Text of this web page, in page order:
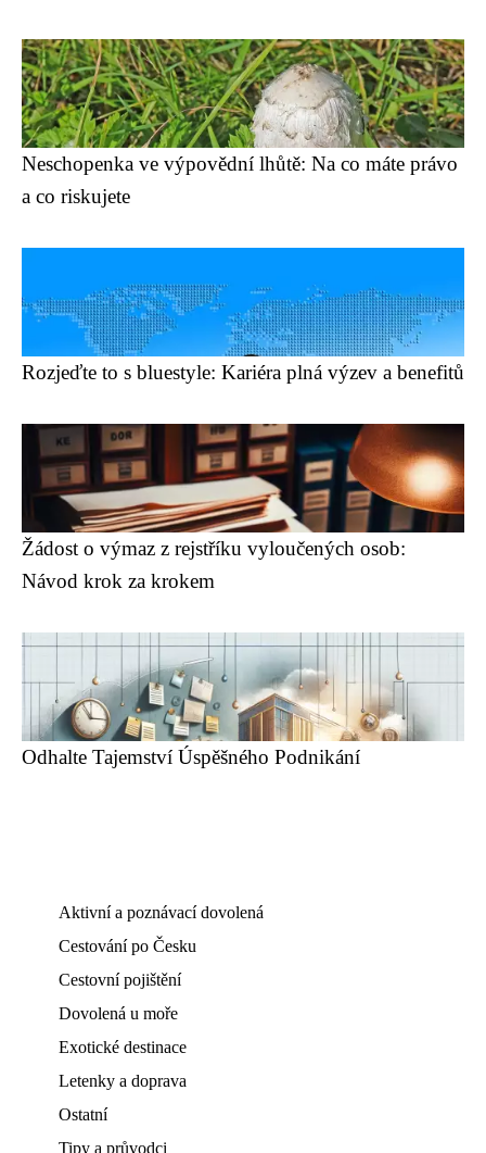
Neschopenka ve výpovědní lhůtě: Na co máte právo
a co riskujete
Rozjeďte to s bluestyle: Kariéra plná výzev a benefitů
Žádost o výmaz z rejstříku vyloučených osob:
Návod krok za krokem
Odhalte Tajemství Úspěšného Podnikání
Aktivní a poznávací dovolená
Cestování po Česku
Cestovní pojištění
Dovolená u moře
Exotické destinace
Letenky a doprava
Ostatní
Tipy a průvodci